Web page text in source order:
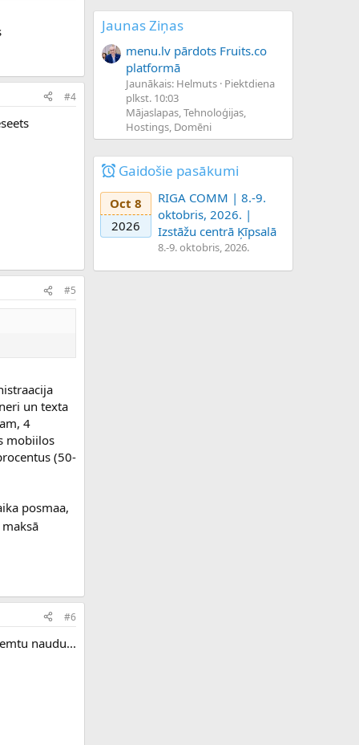
#4
#5
un texta
4
mobiilos
(50-
posmaa,
#6
naudu...
Jaunas Ziņas
menu.lv pārdots Fruits.co
platformā
Jaunākais: Helmuts Piektdiena
plkst. 10:03
Mājaslapas, Tehnoloģijas,
Hostings, Domēni
Gaidošie pasākumi
Oct 8
2026
RIGA COMM | 8.-9.
oktobris, 2026. |
Izstāžu centrā Ķīpsalā
8.-9. oktobris, 2026.